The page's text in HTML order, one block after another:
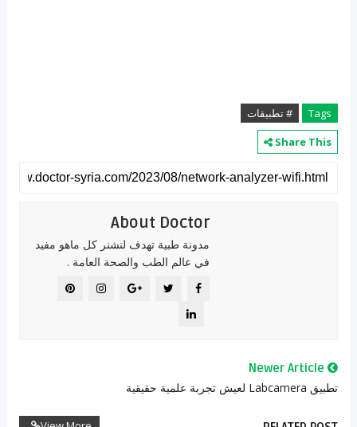
Tags
# تطبيقات
Share This
About Doctor
مدونة طبية تهدف لنشنر كل ماهو مفيد
في عالم الطب والصحة العامة .
Newer Article
تطبيق Labcamera لعيش تجربة علمية حقيقية